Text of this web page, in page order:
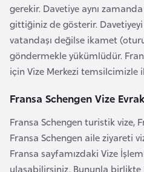
gerekir. Davetiye aynı
gittiğiniz de gösterir.
vatandaşı değilse ikamet
göndermekle yükümlüdür.
için Vize Merkezi temsilcimizle
Fransa Schengen Vize
Fransa Schengen turistik vize,
Fransa Schengen aile ziyareti
Fransa sayfamızdaki Vize
ulaşabilirsiniz. Bununla birlikte
i
n
d
y
a